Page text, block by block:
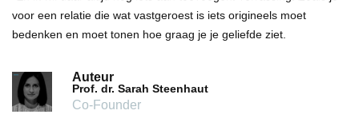
voor een relatie die wat vastgeroest is iets origineels moet
bedenken en moet tonen hoe graag je je geliefde ziet.
Auteur
Prof. dr. Sarah Steenhaut
Co-Founder